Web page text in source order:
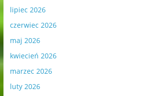
lipiec 2026
czerwiec 2026
maj 2026
kwiecień 2026
marzec 2026
luty 2026